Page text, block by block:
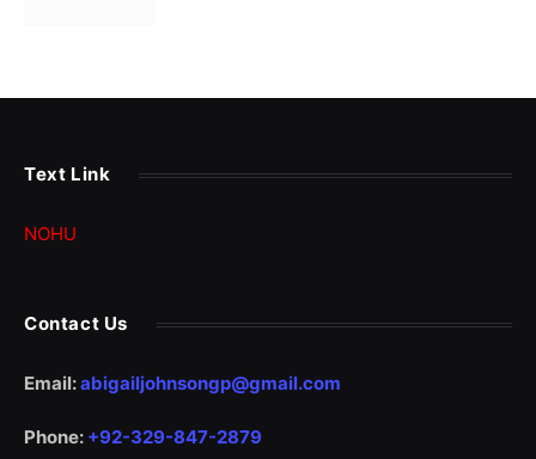
Text Link
NOHU
Contact Us
Email:abigailjohnsongp@gmail.com
Phone: +92-329-847-2879